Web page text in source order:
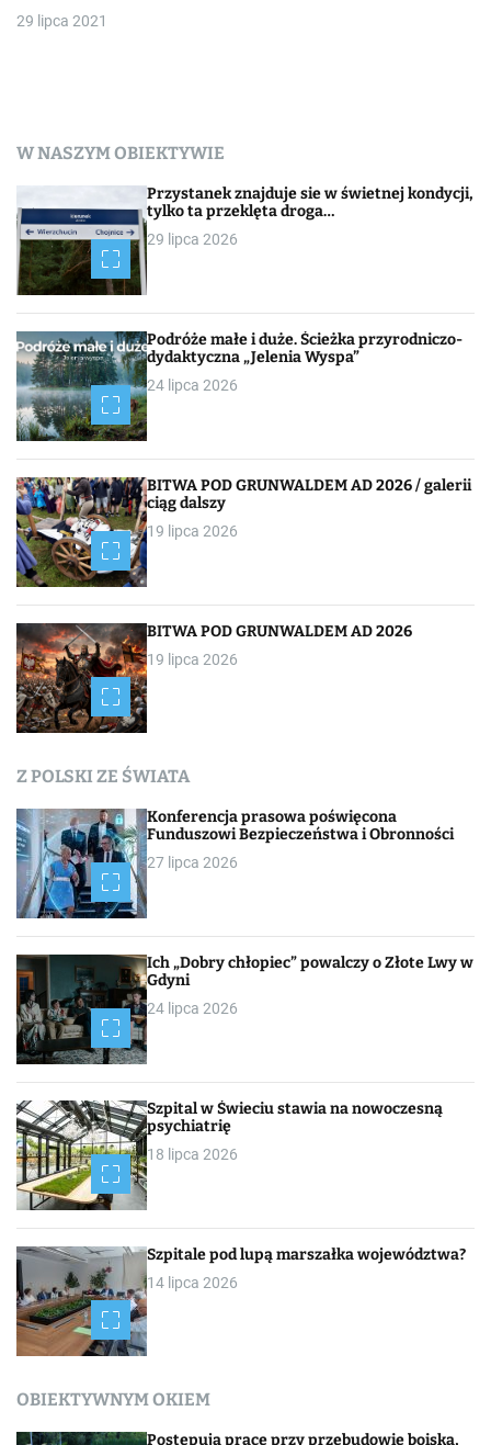
29 lipca 2021
W NASZYM OBIEKTYWIE
Przystanek znajduje sie w świetnej kondycji,
tylko ta przeklęta droga…
29 lipca 2026
Podróże małe i duże. Ścieżka przyrodniczo-
dydaktyczna „Jelenia Wyspa”
24 lipca 2026
BITWA POD GRUNWALDEM AD 2026 / galerii
ciąg dalszy
19 lipca 2026
BITWA POD GRUNWALDEM AD 2026
19 lipca 2026
Z POLSKI ZE ŚWIATA
Konferencja prasowa poświęcona
Funduszowi Bezpieczeństwa i Obronności
27 lipca 2026
Ich „Dobry chłopiec” powalczy o Złote Lwy w
Gdyni
24 lipca 2026
Szpital w Świeciu stawia na nowoczesną
psychiatrię
18 lipca 2026
Szpitale pod lupą marszałka województwa?
14 lipca 2026
OBIEKTYWNYM OKIEM
Postępują prace przy przebudowie boiska,